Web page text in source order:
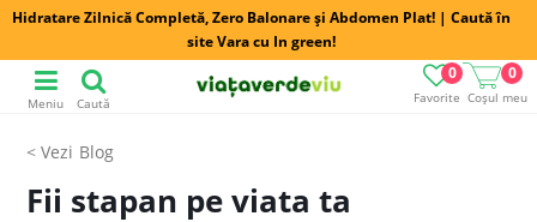
Hidratare Zilnică Completă, Zero Balonare și Abdomen Plat! | Caută în
site Vara cu In green!
Favorite
0
Coșul meu
0
Meniu Caută
Blog
Fii stapan pe viata ta